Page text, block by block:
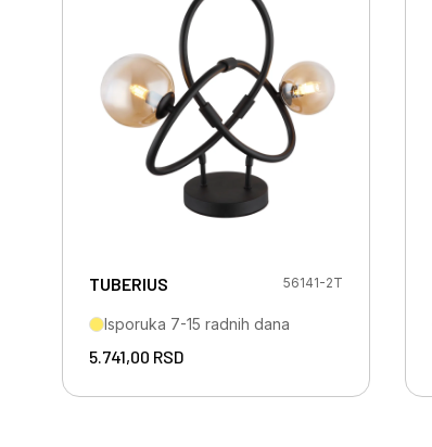
TUBERIUS 56141-2T
Isporuka 7-15 radnih dana
5.741,00 RSD